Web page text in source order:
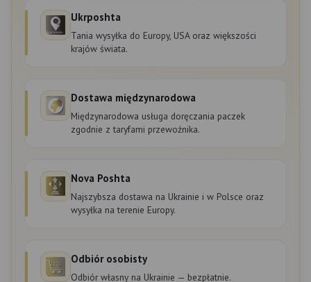
Ukrposhta
Tania wysyłka do Europy, USA oraz większości
krajów świata.
Dostawa międzynarodowa
Międzynarodowa usługa doręczania paczek
zgodnie z taryfami przewoźnika.
Nova Poshta
Najszybsza dostawa na Ukrainie i w Polsce oraz
wysyłka na terenie Europy.
Odbiór osobisty
Odbiór własny na Ukrainie — bezpłatnie.